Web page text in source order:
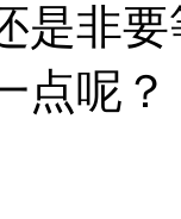
是非
点呢